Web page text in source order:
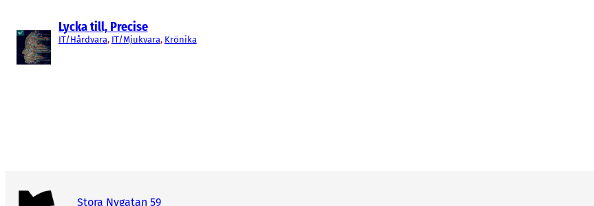
Lycka till, Precise
IT/Hårdvara, IT/Mjukvara, Krönika
Stora Nygatan 59